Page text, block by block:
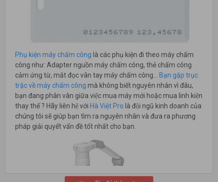
Phụ kiện máy chấm công là các phụ kiện đi theo máy chấm
công như: Adapter nguồn máy chấm công, thẻ chấm công
cảm ứng từ, mắt đọc vân tay máy chấm công...
Bạn gặp trục
trặc về máy chấm công mà không biết nguyên nhân vì đâu,
bạn đang phân vân giữa việc mua máy mới hoặc mua linh kiện
thay thế ? Hãy liên hệ với Hà Việt Pro là đội ngũ kinh doanh của
chúng tôi sẽ giúp bạn tìm ra nguyên nhân và đưa ra phương
pháp giải quyết vấn đề tốt nhất cho bạn.